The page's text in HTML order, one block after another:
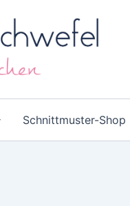
Schnittmuster-Shop